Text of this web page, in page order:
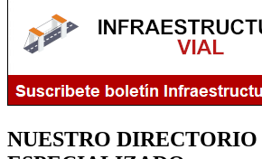
NUESTRO DIRECTORIO